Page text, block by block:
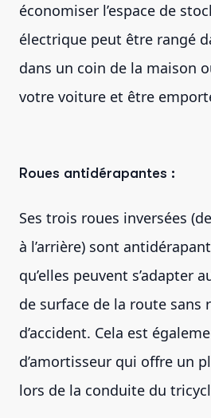
économiser l’espace de
électrique peut être rangé
dans un coin de la maison
votre voiture et être
Roues antidérapantes :
Ses trois roues inversées
à l’arrière) sont
qu’elles peuvent s’adapter
de surface de la route sans
d’accident. Cela est
d’amortisseur qui offre un
lors de la conduite du